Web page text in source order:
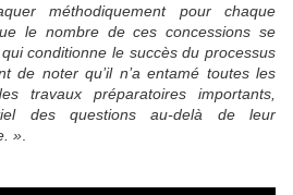
méthodiquement pour chaque
le nombre de ces concessions se
conditionne le succès du processus
de noter qu’il n’a entamé toutes les
travaux préparatoires importants,
des questions au-delà de leur
»